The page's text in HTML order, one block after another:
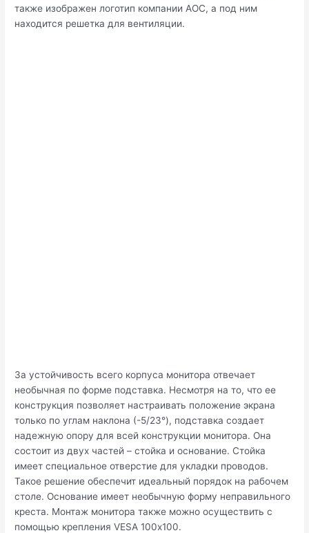
также изображен логотип компании AOC, а под ним
находится решетка для вентиляции.
За устойчивость всего корпуса монитора отвечает
необычная по форме подставка. Несмотря на то, что ее
конструкция позволяет настраивать положение экрана
только по углам наклона (-5/23°), подставка создает
надежную опору для всей конструкции монитора. Она
состоит из двух частей – стойка и основание. Стойка
имеет специальное отверстие для укладки проводов.
Такое решение обеспечит идеальный порядок на рабочем
столе. Основание имеет необычную форму неправильного
креста. Монтаж монитора также можно осуществить с
помощью крепления VESA 100х100.